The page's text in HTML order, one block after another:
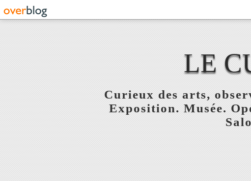
LE
Curieux des arts,
Exposition. Musée.